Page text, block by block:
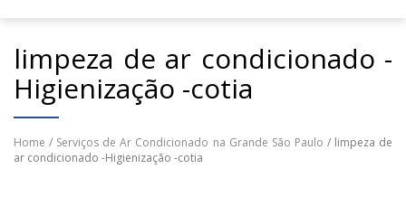
limpeza de ar condicionado -
Higienização -cotia
Home / Serviços de Ar Condicionado na Grande São Paulo / limpeza de
ar condicionado -Higienização -cotia